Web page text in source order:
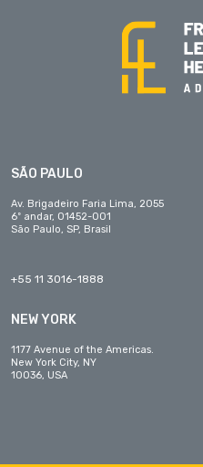
SÃO PAULO
Av. Brigadeiro Faria Lima, 2055
6º andar, 01452-001
São Paulo, SP, Brasil
+55 11 3016-1888
NEW YORK
1177 Avenue of the Americas.
New York City, NY
10036, USA